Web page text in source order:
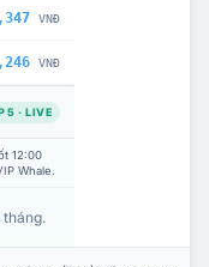
VNĐ
VNĐ
5 · LIVE
12:00
Whale.